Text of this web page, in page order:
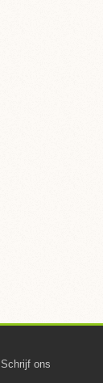
Schrijf ons